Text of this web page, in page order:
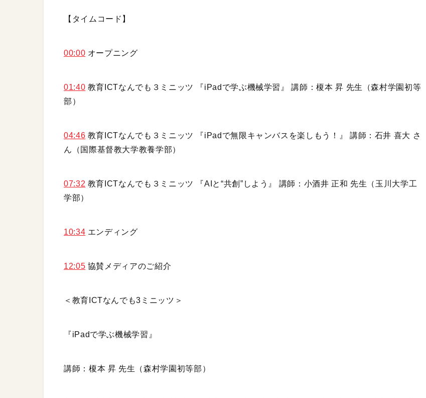
【タイムコード】
00:00 オープニング
01:40 教育ICTなんでも３ミニッツ 『iPadで学ぶ機械学習』 講師：榎本 昇 先生（森村学園初等
部）
04:46 教育ICTなんでも３ミニッツ 『iPadで無限キャンバスを楽しもう！』 講師：石井 喜大 さ
ん（国際基督教大学教養学部）
07:32 教育ICTなんでも３ミニッツ 『AIと“共創”しよう』 講師：小酒井 正和 先生（玉川大学工
学部）
10:34 エンディング
12:05 協賛メディアのご紹介
＜教育ICTなんでも3ミニッツ＞
『iPadで学ぶ機械学習』
講師：榎本 昇 先生（森村学園初等部）